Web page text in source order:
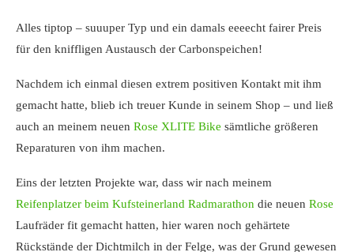
Alles tiptop – suuuper Typ und ein damals eeeecht fairer Preis
für den kniffligen Austausch der Carbonspeichen!
Nachdem ich einmal diesen extrem positiven Kontakt mit ihm
gemacht hatte, blieb ich treuer Kunde in seinem Shop – und ließ
auch an meinem neuen Rose XLITE Bike sämtliche größeren
Reparaturen von ihm machen.
Eins der letzten Projekte war, dass wir nach meinem
Reifenplatzer beim Kufsteinerland Radmarathon die neuen Rose
Laufräder fit gemacht hatten, hier waren noch gehärtete
Rückstände der Dichtmilch in der Felge, was der Grund gewesen